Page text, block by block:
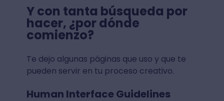
Y con tanta búsqueda por
hacer, ¿por dónde
comienzo?
Te dejo algunas páginas que uso y que te
pueden servir en tu proceso creativo.
Human Interface Guidelines